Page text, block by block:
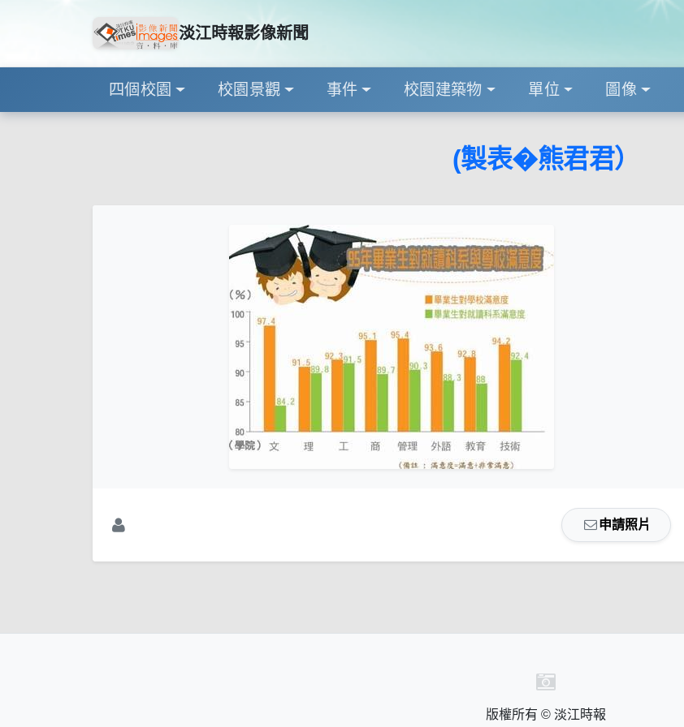
淡江時報影像新聞
四個校園 校園景觀 事件 校園建築物 單位 圖像
(製表�熊君君）
申請照片
版權所有 © 淡江時報